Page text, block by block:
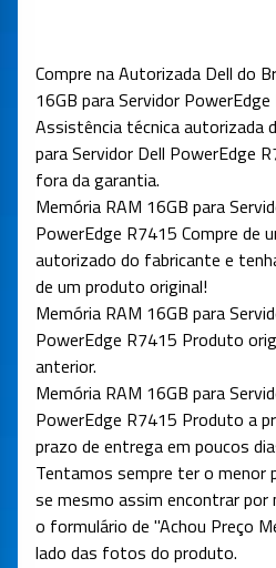
Compre na Autorizada Dell do
16GB para Servidor
Assistência técnica autorizada
para Servidor Dell PowerEdge
fora da garantia.
Memória RAM 16GB para
PowerEdge R7415 Compre de
autorizado do fabricante e
de um produto original!
Memória RAM 16GB para
PowerEdge R7415 Produto
anterior.
Memória RAM 16GB para
PowerEdge R7415 Produto a
prazo de entrega em poucos
Tentamos sempre ter o menor
se mesmo assim encontrar por
o formulário de "Achou Preço
lado das fotos do produto.